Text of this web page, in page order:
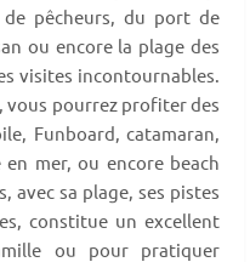
pêcheurs, du port de
ou encore la plage des
visites incontournables.
vous pourrez profiter des
Funboard, catamaran,
mer, ou encore beach
avec sa plage, ses pistes
constitue un excellent
ou pour pratiquer